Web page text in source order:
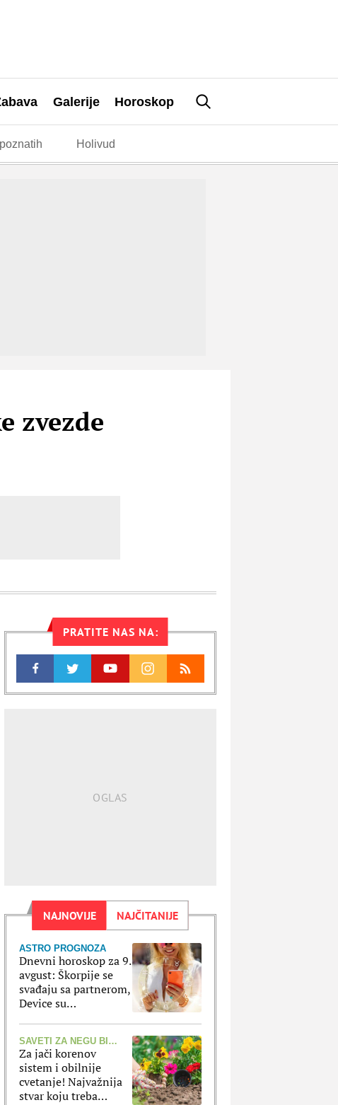
Galerije Horoskop
Holivud
zvezde
PRATITE NAS NA:
NAJNOVIJE NAJČITANIJE
ASTRO PROGNOZA
Dnevni horoskop za 9.
avgust: Škorpije se
svađaju sa partnerom,
Device su
SAVETI ZA NEGU BILJAKA
Za jači korenov
sistem i obilnije
cvetanje! Najvažnija
stvar koju treba